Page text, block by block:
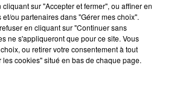
One Track Mind
19h03
19h03
sur "Accepter et fermer", ou affiner en
ou partenaires dans "Gérer mes choix".
en cliquant sur "Continuer sans
ne s'appliqueront que pour ce site. Vous
ou retirer votre consentement à tout
cookies" situé en bas de chaque page.